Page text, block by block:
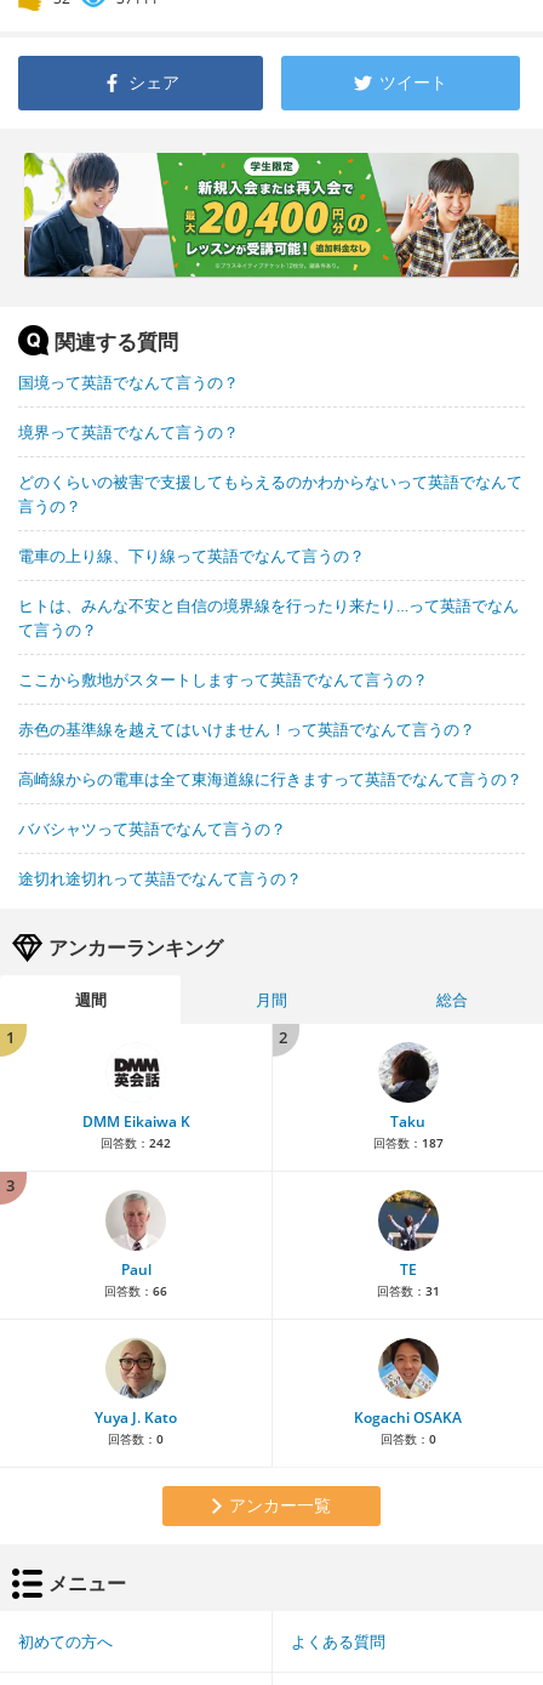
シェア ツイート
関連する質問
国境って英語でなんて言うの？
境界って英語でなんて言うの？
どのくらいの被害で支援してもらえるのかわからないって英語でなんて
言うの？
電車の上り線、下り線って英語でなんて言うの？
ヒトは、みんな不安と自信の境界線を行ったり来たり…って英語でなん
て言うの？
ここから敷地がスタートしますって英語でなんて言うの？
赤色の基準線を越えてはいけません！って英語でなんて言うの？
高崎線からの電車は全て東海道線に行きますって英語でなんて言うの？
ババシャツって英語でなんて言うの？
途切れ途切れって英語でなんて言うの？
アンカーランキング
週間 月間
総合
1
DMM Eikaiwa K
回答数： 242
2
Taku
回答数： 187
3
Paul
回答数： 66
TE
回答数： 31
Yuya J. Kato
回答数： 0
Kogachi OSAKA
回答数： 0
アンカー一覧
メニュー
初めての方へ よくある質問